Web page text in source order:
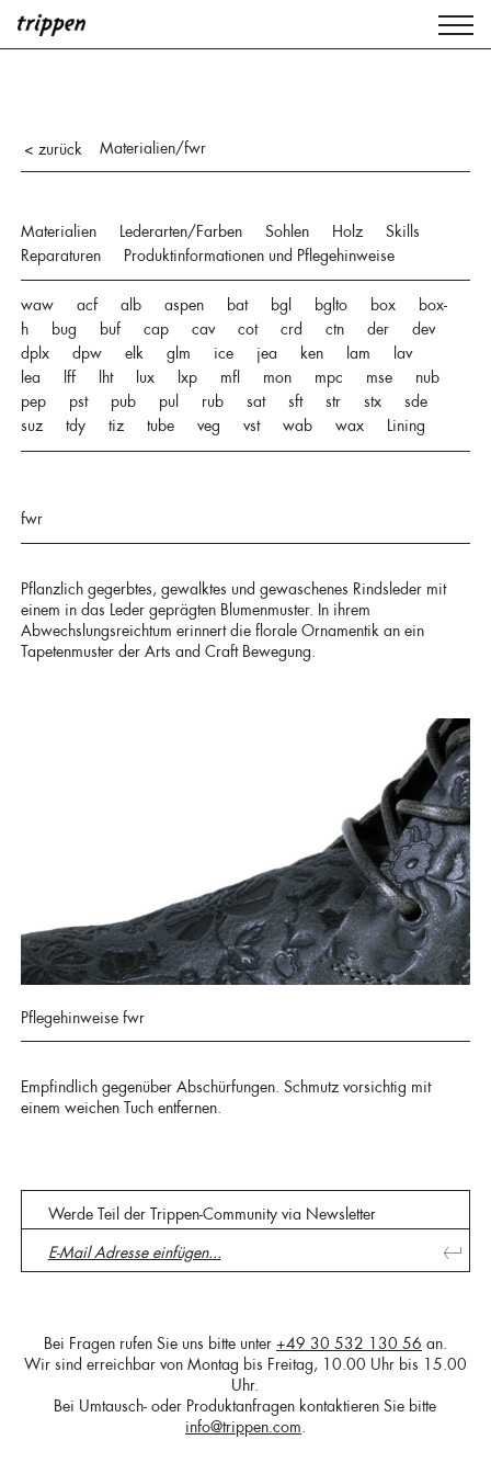
< zurück Materialien/fwr
Materialien Lederarten/Farben Sohlen Holz
Skills
Reparaturen
Produktinformationen und Pflegehinweise
waw acf alb aspen bat bgl bglto box
box-
h
bug buf cap cav cot crd ctn der
dev
dplx
dpw elk glm ice jea ken lam
lav
lea
lff lht lux lxp mfl mon mpc mse
nub
pep
pst pub pul rub sat sft str stx
sde
suz
tdy tiz tube veg vst wab wax Lining
fwr
Pflanzlich gegerbtes, gewalktes und gewaschenes Rindsleder mit
einem in das Leder geprägten Blumenmuster. In ihrem
Abwechslungsreichtum erinnert die florale Ornamentik an ein
Tapetenmuster der Arts and Craft Bewegung.
Pflegehinweise fwr
Empfindlich gegenüber Abschürfungen. Schmutz vorsichtig mit
einem weichen Tuch entfernen.
Werde Teil der Trippen-Community via Newsletter
Bei Fragen rufen Sie uns bitte unter +49 30 532 130 56 an.
Wir sind erreichbar von Montag bis Freitag, 10.00 Uhr bis 15.00
Uhr.
Bei Umtausch- oder Produktanfragen kontaktieren Sie bitte
info@trippen.com.